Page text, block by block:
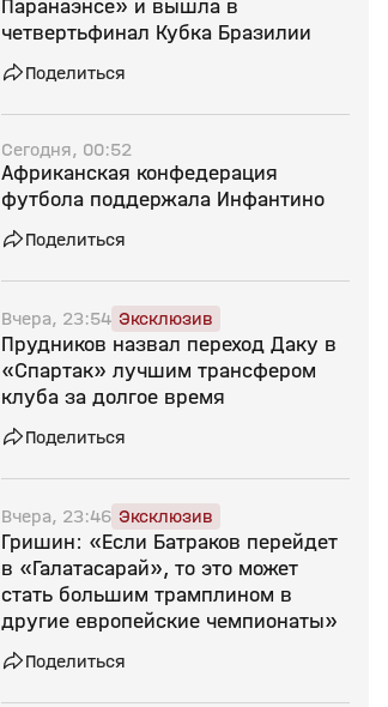
Паранаэнсе» и вышла в
четвертьфинал Кубка Бразилии
Поделиться
Сегодня, 00:52
Африканская конфедерация
футбола поддержала Инфантино
Поделиться
Вчера, 23:54 Эксклюзив
Прудников назвал переход Даку в
«Спартак» лучшим трансфером
клуба за долгое время
Поделиться
Вчера, 23:46 Эксклюзив
Гришин: «Если Батраков перейдет
в «Галатасарай», то это может
стать большим трамплином в
другие европейские чемпионаты»
Поделиться